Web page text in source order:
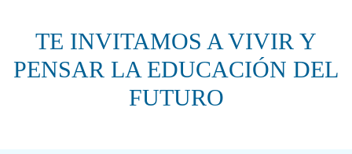
TE INVITAMOS A VIVIR Y
PENSAR LA EDUCACIÓN DEL
FUTURO